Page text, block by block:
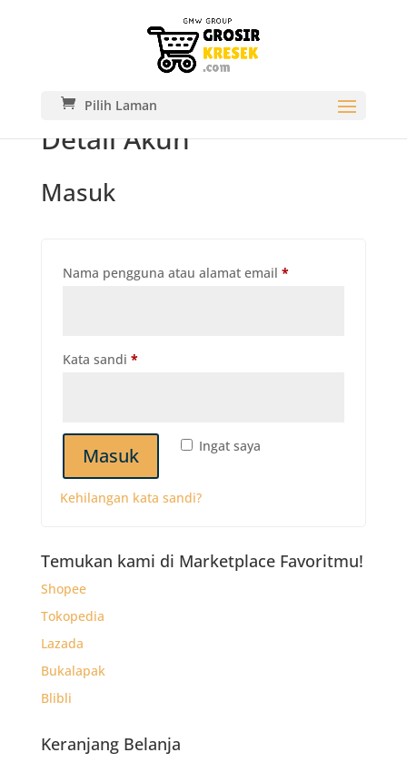
Pilih Laman
Detail Akun
Masuk
Nama pengguna atau alamat email *Wajib
Kata sandi *Wajib
Ingat saya
Masuk
Kehilangan kata sandi?
Temukan kami di Marketplace Favoritmu!
Shopee
Tokopedia
Lazada
Bukalapak
Blibli
Keranjang Belanja